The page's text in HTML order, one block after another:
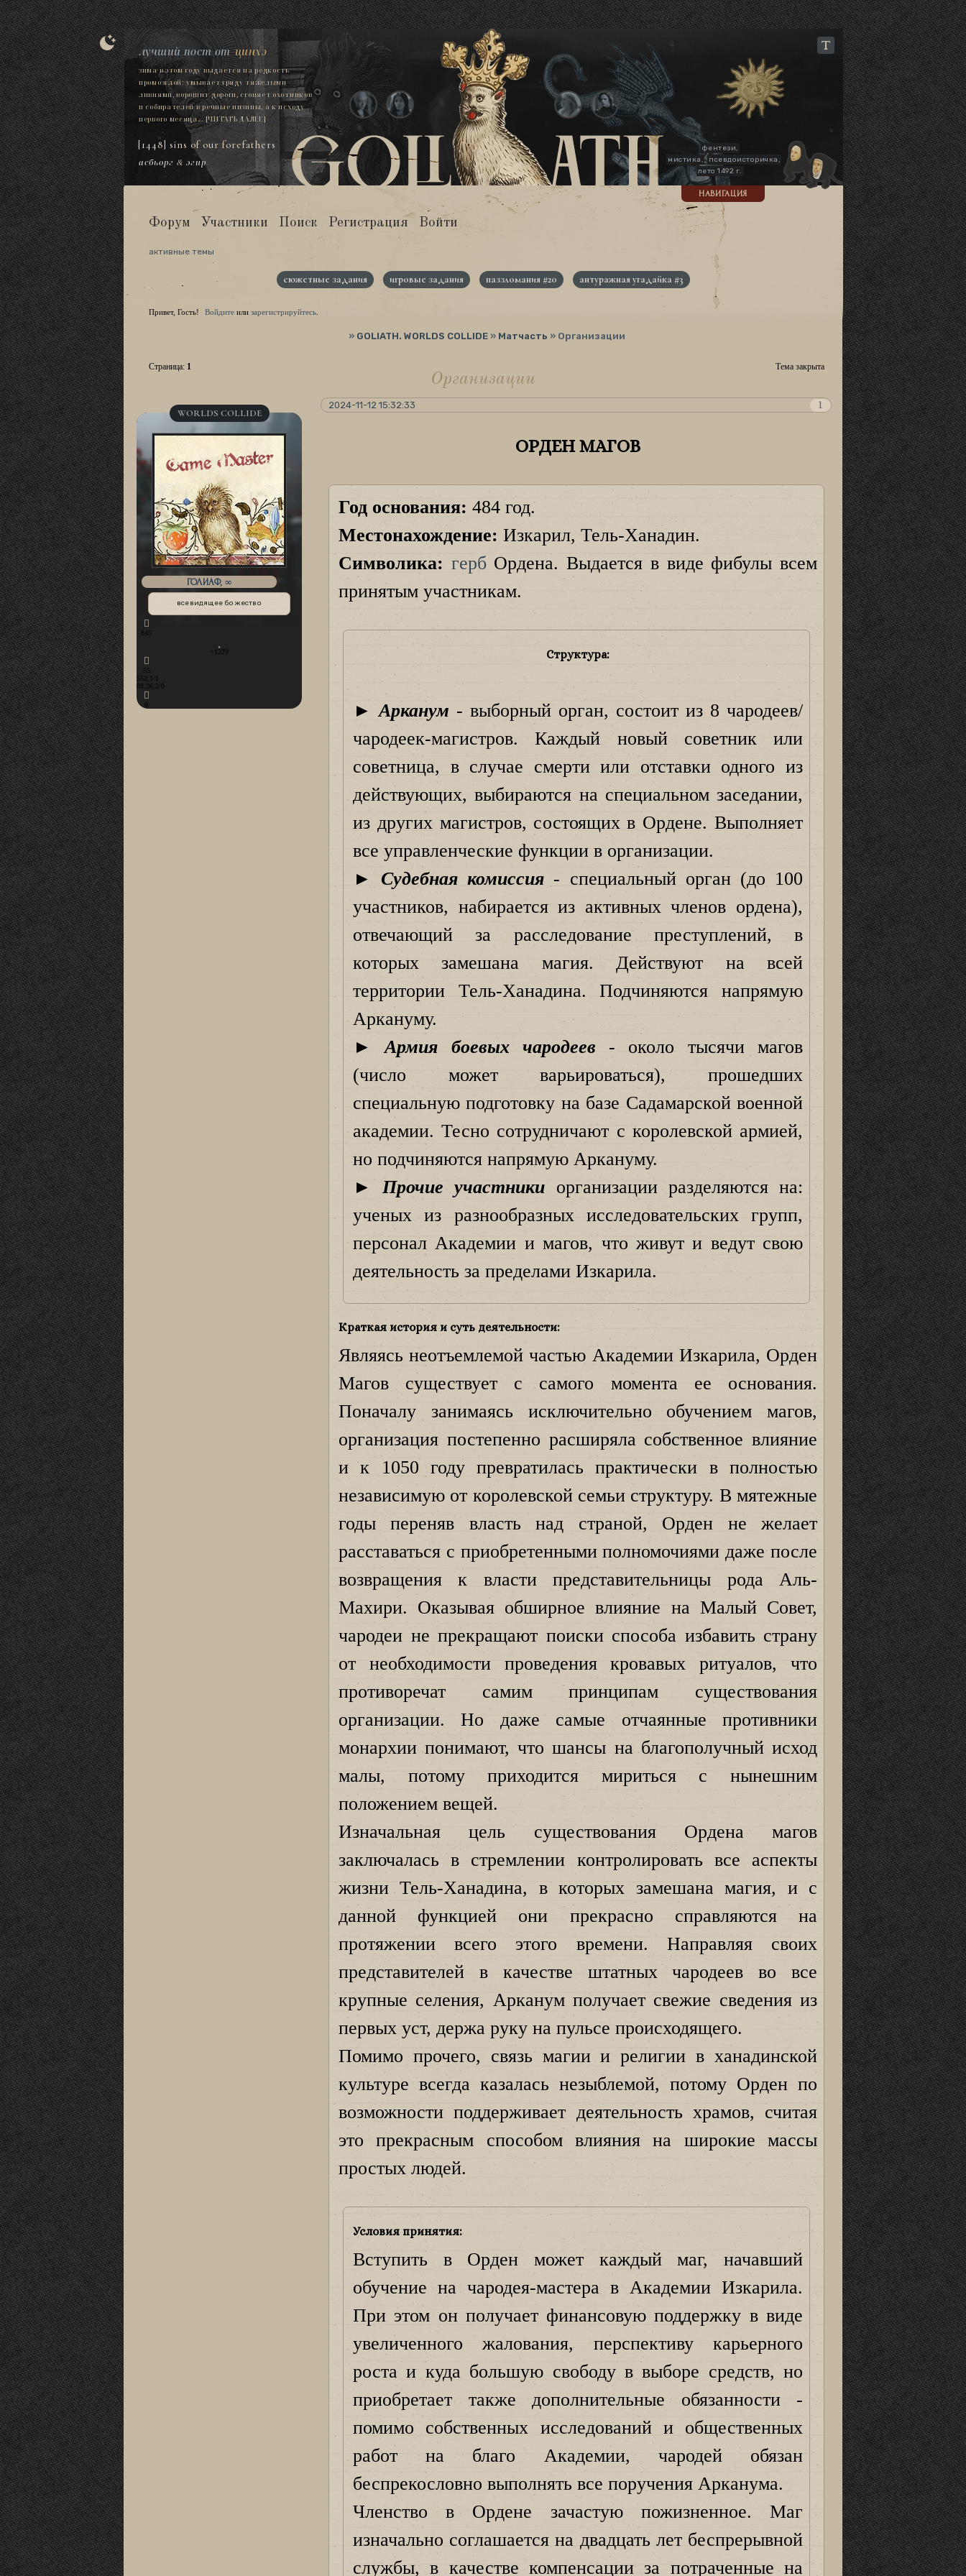
[1448] sins of our forefathers
асбьорг & эгир
лучший пост отцинхэ
зима в этом году выдается на редкость
промозглой: умывает гряду тяжелыми
ливнями, ворошит дороги, сгоняет охотников
и собирателей в речные низины, а к исходу
первого месяца...[ЧИТАТЬ ДАЛЕЕ]
фентези,
мистика,
псевдоисторичка,
лето 1492 г.
НАВИГАЦИЯ
Форум Участники Поиск Регистрация Войти
активные темы
сюжетные задания игровые задания паззломания #20 антуражная угадайка #3
Привет, Гость! Войдите или зарегистрируйтесь
» GOLIATH. WORLDS COLLIDE » Матчасть » Организации
Организации
Страница: 1 Тема закрыта
1
2024-11-12 15:32:33
WORLDS COLLIDE
ГОЛИАФ, ∞
всевидящее божество
845
+1229
55
552,1/1
08.26,2/0
ОРДЕН МАГОВ
Год основания: 484 год.
Местонахождение: Изкарил, Тель-Ханадин.
Символика: гербОрдена. Выдается в виде фибулы всем
принятым участникам.
Структура:
►Арканум - выборный орган, состоит из 8 чародеев/
чародеек-магистров. Каждый новый советник или
советница, в случае смерти или отставки одного из
действующих, выбираются на специальном заседании,
из других магистров, состоящих в Ордене. Выполняет
все управленческие функции в организации.
► Судебная комиссия - специальный орган (до 100
участников, набирается из активных членов ордена),
отвечающий за расследование преступлений, в
которых замешана магия. Действуют на всей
территории Тель-Ханадина. Подчиняются напрямую
Аркануму.
►Армия боевых чародеев - около тысячи магов
(число может варьироваться), прошедших
специальную подготовку на базе Садамарской военной
академии. Тесно сотрудничают с королевской армией,
но подчиняются напрямую Аркануму.
►Прочие участники организации разделяются на:
ученых из разнообразных исследовательских групп,
персонал Академии и магов, что живут и ведут свою
деятельность за пределами Изкарила.
Краткая история и суть деятельности:
Являясь неотъемлемой частью Академии Изкарила, Орден
Магов существует с самого момента ее основания.
Поначалу занимаясь исключительно обучением магов,
организация постепенно расширяла собственное влияние
и к 1050 году превратилась практически в полностью
независимую от королевской семьи структуру. В мятежные
годы переняв власть над страной, Орден не желает
расставаться с приобретенными полномочиями даже после
возвращения к власти представительницы рода Аль-
Махири. Оказывая обширное влияние на Малый Совет,
чародеи не прекращают поиски способа избавить страну
от необходимости проведения кровавых ритуалов, что
противоречат самим принципам существования
организации. Но даже самые отчаянные противники
монархии понимают, что шансы на благополучный исход
малы, потому приходится мириться с нынешним
положением вещей.
Изначальная цель существования Ордена магов
заключалась в стремлении контролировать все аспекты
жизни Тель-Ханадина, в которых замешана магия, и с
данной функцией они прекрасно справляются на
протяжении всего этого времени. Направляя своих
представителей в качестве штатных чародеев во все
крупные селения, Арканум получает свежие сведения из
первых уст, держа руку на пульсе происходящего.
Помимо прочего, связь магии и религии в ханадинской
культуре всегда казалась незыблемой, потому Орден по
возможности поддерживает деятельность храмов, считая
это прекрасным способом влияния на широкие массы
простых людей.
Условия принятия:
Вступить в Орден может каждый маг, начавший
обучение на чародея-мастера в Академии Изкарила.
При этом он получает финансовую поддержку в виде
увеличенного жалования, перспективу карьерного
роста и куда большую свободу в выборе средств, но
приобретает также дополнительные обязанности -
помимо собственных исследований и общественных
работ на благо Академии, чародей обязан
беспрекословно выполнять все поручения Арканума.
Членство в Ордене зачастую пожизненное. Маг
изначально соглашается на двадцать лет беспрерывной
службы, в качестве компенсации за потраченные на